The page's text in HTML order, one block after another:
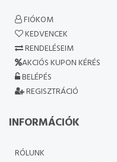
FIÓKOM
KEDVENCEK
RENDELÉSEIM
AKCIÓS KUPON KÉRÉS
BELÉPÉS
REGISZTRÁCIÓ
INFORMÁCIÓK
RÓLUNK